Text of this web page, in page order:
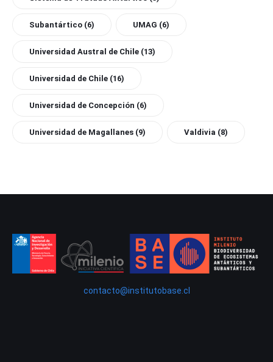
Subantártico (6) UMAG (6)
Universidad Austral de Chile (13)
Universidad de Chile (16)
Universidad de Concepción (6)
Universidad de Magallanes (9) Valdivia (8)
contacto@institutobase.cl